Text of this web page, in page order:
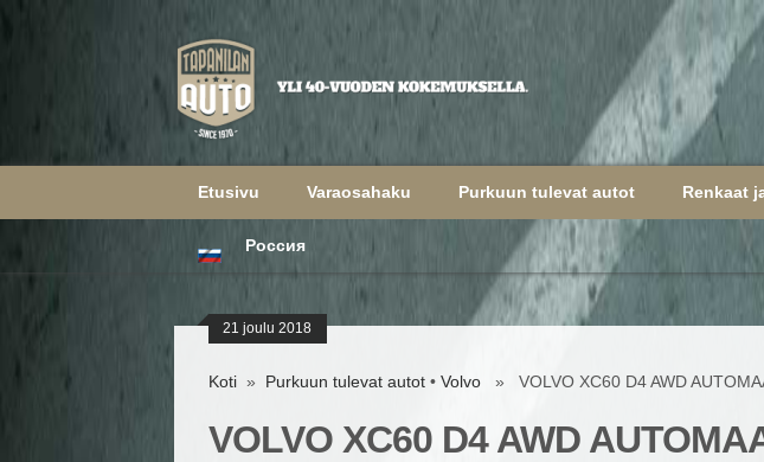
Etusivu Varaosahaku Purkuun tulevat autot Renkaat
Россия
21 joulu 2018
Koti» Purkuun tulevat autot• Volvo» VOLVO XC60 D4 AWD
VOLVO XC60 D4 AWD